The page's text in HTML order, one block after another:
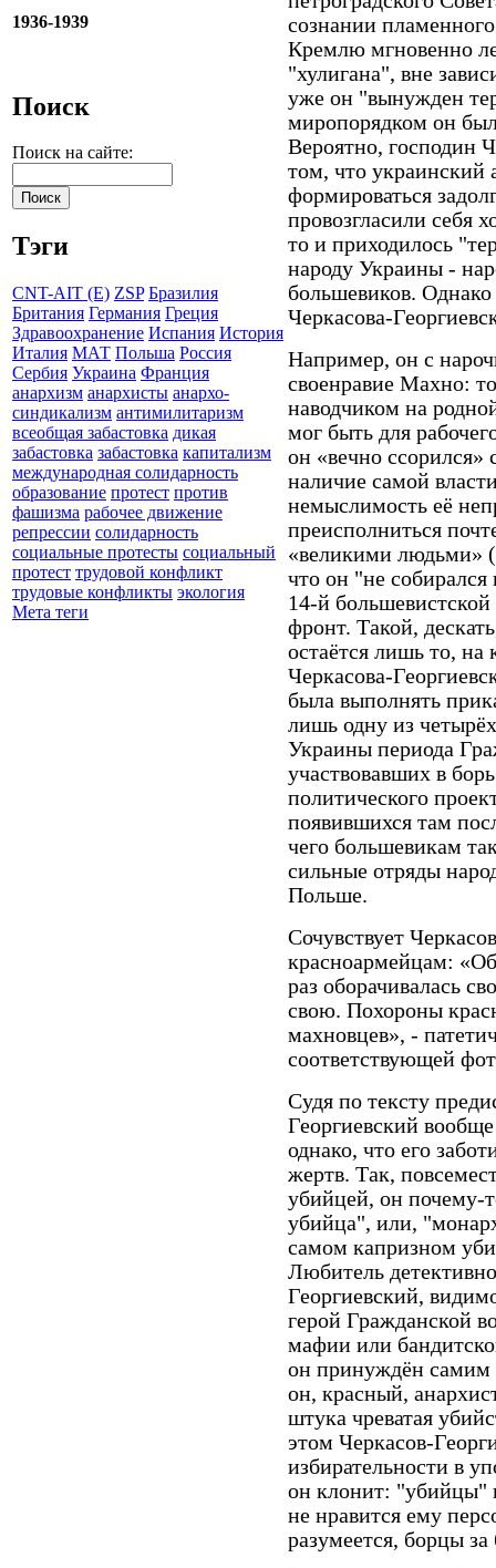
1936-1939
Поиск
Поиск на сайте:
Тэги
CNT-AIT (E) ZSP Бразилия
Британия Германия Греция
Здравоохранение Испания История
Италия МАТ Польша Россия
Сербия Украина Франция
анархизм анархисты анархо-
синдикализм антимилитаризм
всеобщая забастовка дикая
забастовка забастовка капитализм
международная солидарность
образование протест против
фашизма рабочее движение
репрессии солидарность
социальные протесты социальный
протест трудовой конфликт
трудовые конфликты экология
Мета теги
сознании
Кремлю мгновенно
"хулигана", вне
уже он "вынужден
миропорядком он
Вероятно, господин
том, что украинский
формироваться
провозгласили себя
то и приходилось
народу Украины -
большевиков. Однако
Черкасова-
Например, он с
своенравие Махно:
наводчиком на
мог быть для
он «вечно ссорился»
наличие самой
немыслимость её
преисполниться
«великими людьми»
что он "не собирался
14-й
фронт. Такой,
остаётся лишь то, на
Черкасова-
была выполнять
лишь одну из
Украины периода
участвовавших в
политического
появившихся там
чего большевикам
сильные отряды
Польше.
Сочувствует
красноармейцам:
раз оборачивалась
свою. Похороны
махновцев», -
соответствующей
Судя по тексту
Георгиевский
однако, что его
жертв. Так,
убийцей, он почему-
убийца", или,
самом капризном
Любитель
Георгиевский,
герой Гражданской
мафии или
он принуждён самим
он, красный,
штука чреватая
этом Черкасов-
избирательности в
он клонит: "убийцы"
не нравится ему
разумеется, борцы